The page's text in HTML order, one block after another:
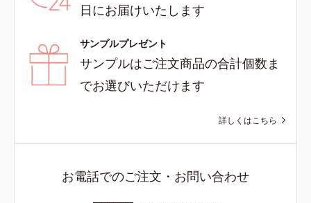
日にお届けいたします
サンプルプレゼント
サンプルはご注文商品の合計個数ま
でお選びいただけます
詳しくはこちら
お電話でのご注文・お問い合わせ